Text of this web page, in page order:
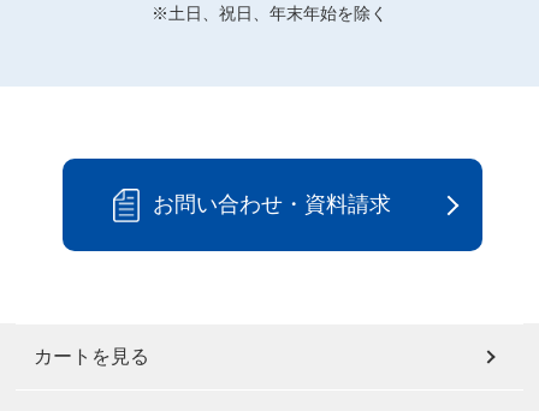
※土日、祝日、年末年始を除く
お問い合わせ・資料請求
カートを見る